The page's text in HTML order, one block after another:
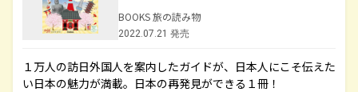
BOOKS 旅の読み物
2022.07.21 発売
１万人の訪日外国人を案内したガイドが、日本人にこそ伝えた
い日本の魅力が満載。日本の再発見ができる１冊！